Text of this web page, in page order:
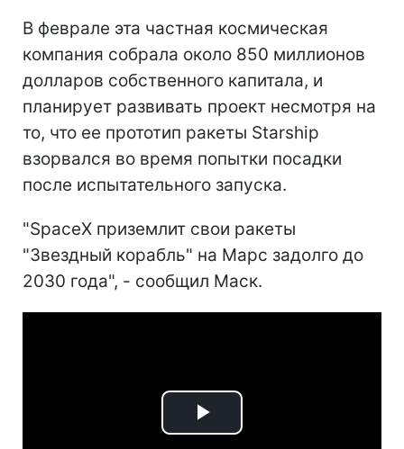
В феврале эта частная космическая
компания собрала около 850 миллионов
долларов собственного капитала, и
планирует развивать проект несмотря на
то, что ее прототип ракеты Starship
взорвался во время попытки посадки
после испытательного запуска.
"SpaceX приземлит свои ракеты
"Звездный корабль" на Марс задолго до
2030 года", - сообщил Маск.
Play